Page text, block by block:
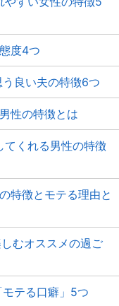
度4つ
良い夫の特徴6つ
性の特徴とは
てくれる男性の特徴
特徴とモテる理由と
むオススメの過ご
テる口癖」5つ